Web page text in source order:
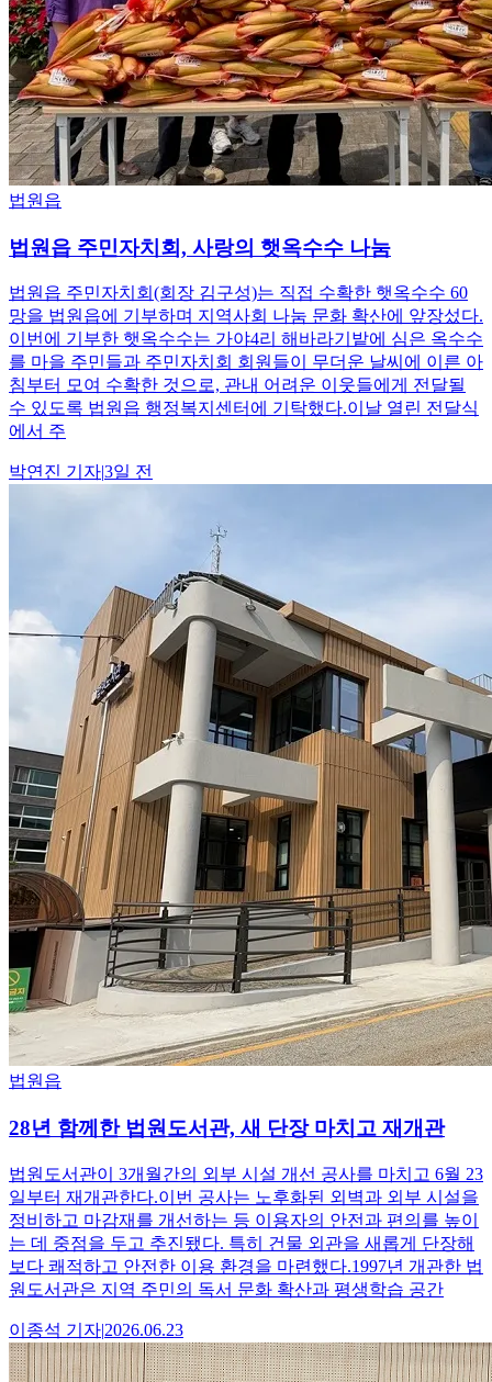
법원읍
법원읍 주민자치회, 사랑의 햇옥수수 나눔
법원읍 주민자치회(회장 김구성)는 직접 수확한 햇옥수수 60
망을 법원읍에 기부하며 지역사회 나눔 문화 확산에 앞장섰다.
이번에 기부한 햇옥수수는 가야4리 해바라기밭에 심은 옥수수
를 마을 주민들과 주민자치회 회원들이 무더운 날씨에 이른 아
침부터 모여 수확한 것으로, 관내 어려운 이웃들에게 전달될
수 있도록 법원읍 행정복지센터에 기탁했다.이날 열린 전달식
에서 주
박연진 기자|3일 전
법원읍
28년 함께한 법원도서관, 새 단장 마치고 재개관
법원도서관이 3개월간의 외부 시설 개선 공사를 마치고 6월 23
일부터 재개관한다.이번 공사는 노후화된 외벽과 외부 시설을
정비하고 마감재를 개선하는 등 이용자의 안전과 편의를 높이
는 데 중점을 두고 추진됐다. 특히 건물 외관을 새롭게 단장해
보다 쾌적하고 안전한 이용 환경을 마련했다.1997년 개관한 법
원도서관은 지역 주민의 독서 문화 확산과 평생학습 공간
이종석 기자|2026.06.23